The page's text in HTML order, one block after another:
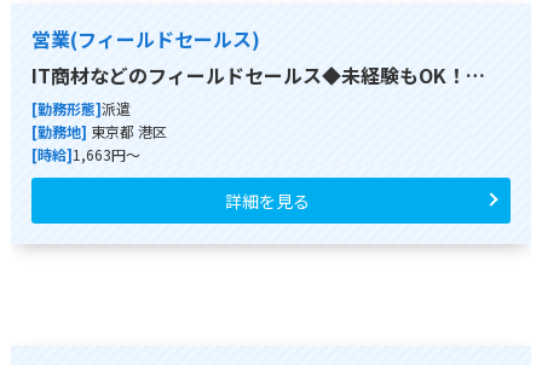
営業(フィールドセールス)
IT商材などのフィールドセールス◆未経験もOK！…
[勤務形態]派遣
[勤務地] 東京都 港区
[時給]1,663円～
詳細を見る